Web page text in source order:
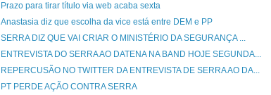
Prazo para tirar título via web acaba sexta
Anastasia diz que escolha da vice está entre DEM e PP
SERRA DIZ QUE VAI CRIAR O MINISTÉRIO DA SEGURANÇA ...
ENTREVISTA DO SERRA AO DATENA NA BAND HOJE SEGUNDA...
REPERCUSÃO NO TWITTER DA ENTREVISTA DE SERRA AO DA...
PT PERDE AÇÃO CONTRA SERRA